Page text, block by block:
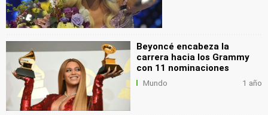
Beyoncé encabeza la
carrera hacia los Grammy
con 11 nominaciones
Mundo 1 año